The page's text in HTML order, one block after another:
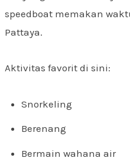
speedboat memakan
Pattaya.
Aktivitas favorit di sini:
Snorkeling
Berenang
Bermain wahana air